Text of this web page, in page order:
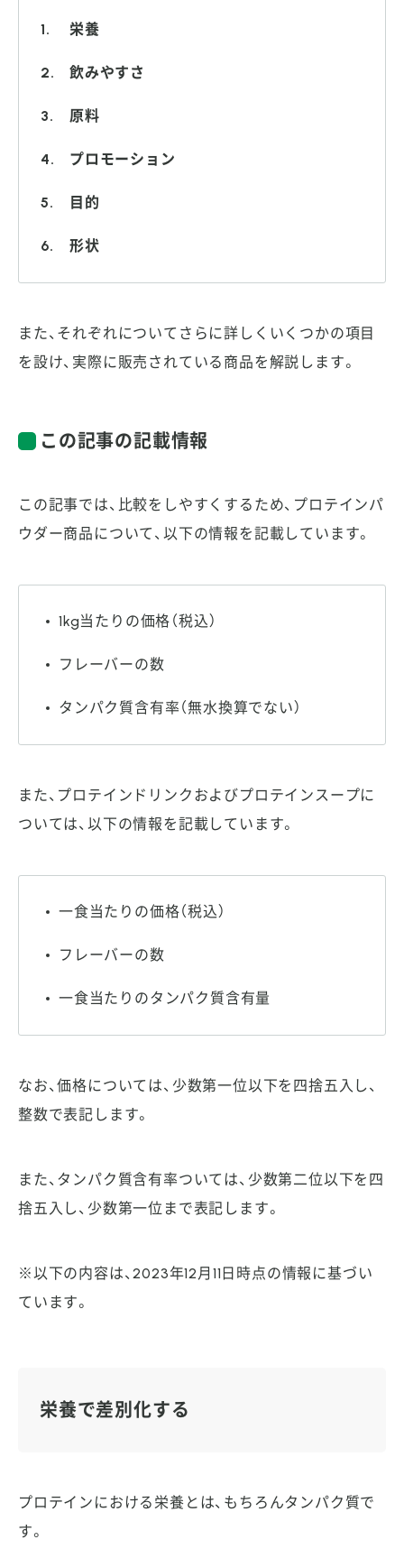
栄養
飲みやすさ
原料
プロモーション
目的
形状
また、それぞれについてさらに詳しくいくつかの項目
を設け、実際に販売されている商品を解説します。
この記事の記載情報
この記事では、比較をしやすくするため、プロテインパ
ウダー商品について、以下の情報を記載しています。
1kg当たりの価格（税込）
フレーバーの数
タンパク質含有率（無水換算でない）
また、プロテインドリンクおよびプロテインスープに
ついては、以下の情報を記載しています。
一食当たりの価格（税込）
フレーバーの数
一食当たりのタンパク質含有量
なお、価格については、少数第一位以下を四捨五入し、
整数で表記します。
また、タンパク質含有率ついては、少数第二位以下を四
捨五入し、少数第一位まで表記します。
※以下の内容は、2023年12月11日時点の情報に基づい
ています。
栄養で差別化する
プロテインにおける栄養とは、もちろんタンパク質で
す。